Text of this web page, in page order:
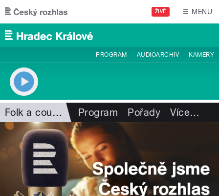
Přejít k hlavnímu obsahu
ŽIVĚ MENU
PROGRAM AUDIOARCHIV KAMERY
Folk a country Program Pořady Více…